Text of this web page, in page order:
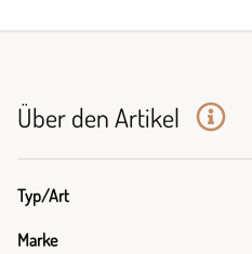
Über den Artikel
Typ/Art
Marke